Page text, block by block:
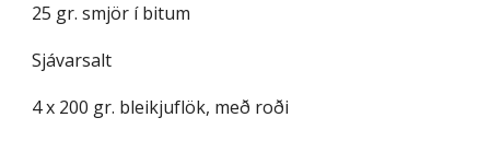
25 gr. smjör í bitum
Sjávarsalt
4 x 200 gr. bleikjuflök, með roði